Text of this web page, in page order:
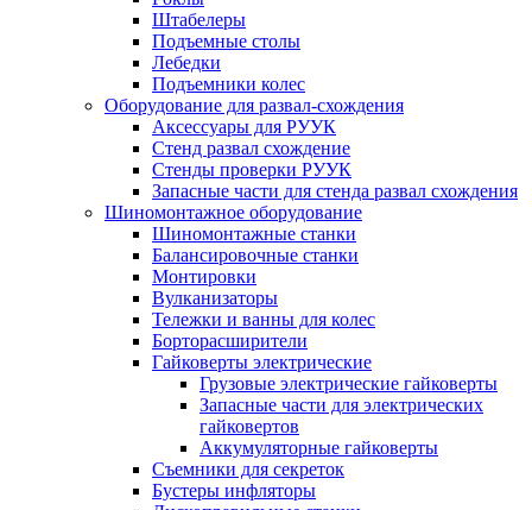
Штабелеры
Подъемные столы
Лебедки
Подъемники колес
Оборудование для развал-схождения
Аксессуары для РУУК
Стенд развал схождение
Стенды проверки РУУК
Запасные части для стенда развал схождения
Шиномонтажное оборудование
Шиномонтажные станки
Балансировочные станки
Монтировки
Вулканизаторы
Тележки и ванны для колес
Борторасширители
Гайковерты электрические
Грузовые электрические гайковерты
Запасные части для электрических
гайковертов
Аккумуляторные гайковерты
Съемники для секреток
Бустеры инфляторы